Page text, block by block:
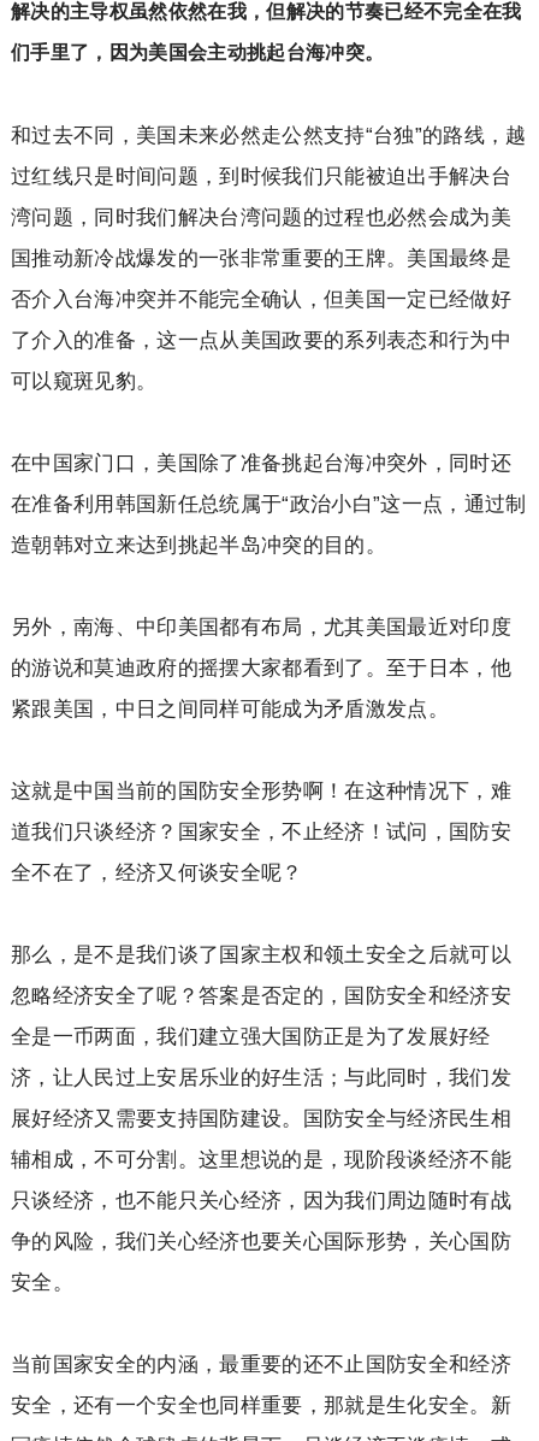
解决的主导权虽然依然在我，但解决的节奏已经不完全在我
们手里了，因为美国会主动挑起台海冲突。
和过去不同，美国未来必然走公然支持“台独”的路线，越
过红线只是时间问题，到时候我们只能被迫出手解决台
湾问题，同时我们解决台湾问题的过程也必然会成为美
国推动新冷战爆发的一张非常重要的王牌。美国最终是
否介入台海冲突并不能完全确认，但美国一定已经做好
了介入的准备，这一点从美国政要的系列表态和行为中
可以窥斑见豹。
在中国家门口，美国除了准备挑起台海冲突外，同时还
在准备利用韩国新任总统属于“政治小白”这一点，通过制
造朝韩对立来达到挑起半岛冲突的目的。
另外，南海、中印美国都有布局，尤其美国最近对印度
的游说和莫迪政府的摇摆大家都看到了。至于日本，他
紧跟美国，中日之间同样可能成为矛盾激发点。
这就是中国当前的国防安全形势啊！在这种情况下，难
道我们只谈经济？国家安全，不止经济！试问，国防安
全不在了，经济又何谈安全呢？
那么，是不是我们谈了国家主权和领土安全之后就可以
忽略经济安全了呢？答案是否定的，国防安全和经济安
全是一币两面，我们建立强大国防正是为了发展好经
济，让人民过上安居乐业的好生活；与此同时，我们发
展好经济又需要支持国防建设。国防安全与经济民生相
辅相成，不可分割。这里想说的是，现阶段谈经济不能
只谈经济，也不能只关心经济，因为我们周边随时有战
争的风险，我们关心经济也要关心国际形势，关心国防
安全。
当前国家安全的内涵，最重要的还不止国防安全和经济
安全，还有一个安全也同样重要，那就是生化安全。新